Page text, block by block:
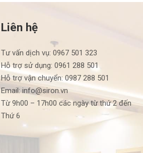
Liên hệ
Tư vấn dịch vụ: 0967 501 323
Hỗ trợ sử dụng: 0961 288 501
Hỗ trợ vận chuyển: 0987 288 501
Email: info@siron.vn
Từ 9h00 – 17h00 các ngày từ thứ 2 đến
Thứ 6